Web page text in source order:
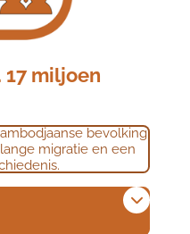
17 miljoen
bevolking
migratie en een